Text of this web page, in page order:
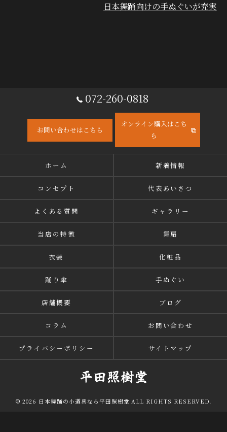
日本舞踊向けの手ぬぐいが充実
072-260-0818
お問い合わせはこちら
オンライン購入はこち
ら
ホーム 新着情報
コンセプト 代表あいさつ
よくある質問 ギャラリー
当店の特徴 舞扇
衣装 化粧品
踊り傘 手ぬぐい
店舗概要 ブログ
コラム お問い合わせ
プライバシーポリシー サイトマップ
© 2026 日本舞踊の小道具なら平田照樹堂 ALL RIGHTS RESERVED.